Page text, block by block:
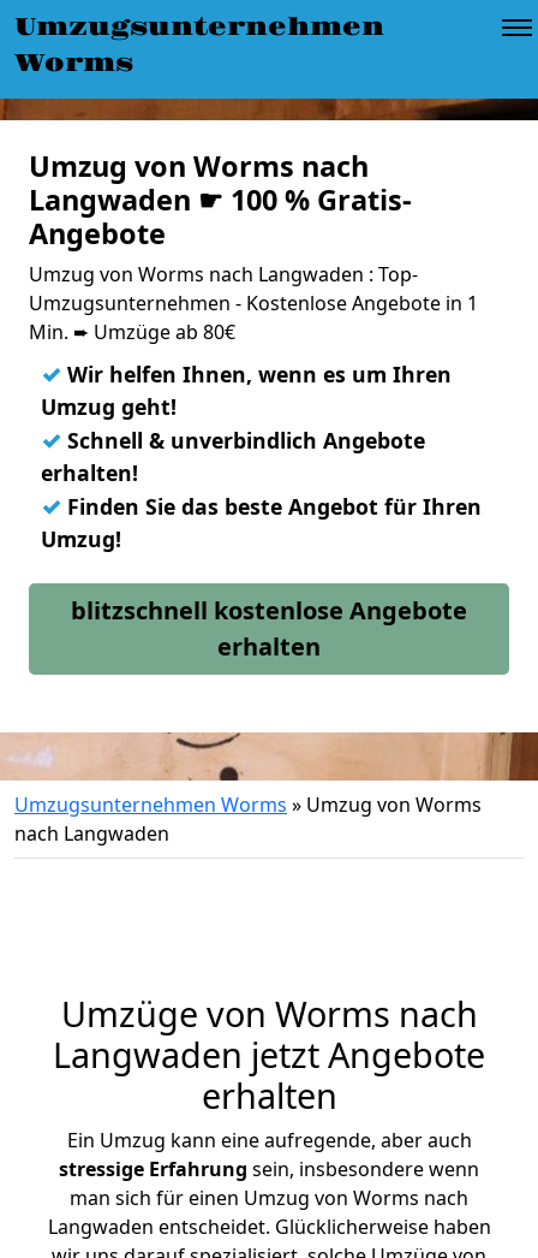
Umzugsunternehmen
Worms
Umzug von Worms nach
Langwaden ☛ 100 % Gratis-
Angebote
Umzug von Worms nach Langwaden : Top-
Umzugsunternehmen - Kostenlose Angebote in 1
Min. ➨ Umzüge ab 80€
✓ Wir helfen Ihnen, wenn es um Ihren
Umzug geht!
✓ Schnell & unverbindlich Angebote
erhalten!
✓ Finden Sie das beste Angebot für Ihren
Umzug!
blitzschnell kostenlose Angebote
erhalten
Umzugsunternehmen Worms » Umzug von Worms
nach Langwaden
Umzüge von Worms nach
Langwaden jetzt Angebote
erhalten
Ein Umzug kann eine aufregende, aber auch
stressige Erfahrung sein, insbesondere wenn
man sich für einen Umzug von Worms nach
Langwaden entscheidet. Glücklicherweise haben